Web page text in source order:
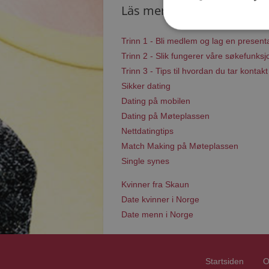
Läs mer
Trinn 1 - Bli medlem og lag en
Trinn 2 - Slik fungerer våre
Trinn 3 - Tips til hvordan du tar kontakt
Sikker dating
Dating på mobilen
Dating på Møteplassen
Nettdatingtips
Match Making på Møteplassen
Single synes
Kvinner fra Skaun
Date kvinner i Norge
Date menn i Norge
Startsiden